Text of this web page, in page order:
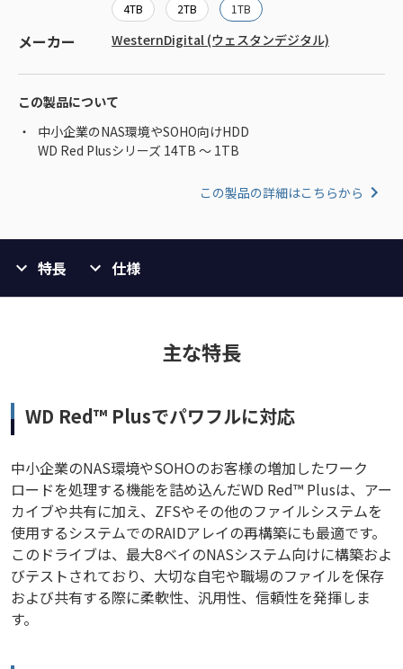
4TB 2TB 1TB
メーカー WesternDigital (ウェスタンデジタル)
この製品について
中小企業のNAS環境やSOHO向けHDD
WD Red Plusシリーズ 14TB ～ 1TB
この製品の詳細はこちらから
特長 仕様
主な特長
WD Red™ Plusでパワフルに対応
中小企業のNAS環境やSOHOのお客様の増加したワーク
ロードを処理する機能を詰め込んだWD Red™ Plusは、アー
カイブや共有に加え、ZFSやその他のファイルシステムを
使用するシステムでのRAIDアレイの再構築にも最適です。
このドライブは、最大8ベイのNASシステム向けに構築およ
びテストされており、大切な自宅や職場のファイルを保存
および共有する際に柔軟性、汎用性、信頼性を発揮しま
す。